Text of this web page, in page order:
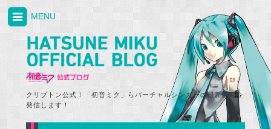
クリプトン公式！「初音ミク」らバーチャルシンガーの最新情報を
発信します！
MENU